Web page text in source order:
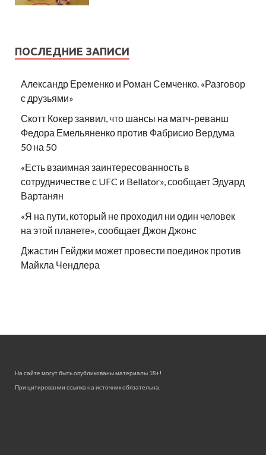
ПОСЛЕДНИЕ ЗАПИСИ
Александр Еременко и Роман Семченко. «Разговор
с друзьями»
Скотт Кокер заявил, что шансы на матч-реванш
Федора Емельяненко против Фабрисио Вердума
50 на 50
«Есть взаимная заинтересованность в
сотрудничестве с UFC и Bellator», сообщает Эдуард
Вартанян
«Я на пути, который не проходил ни один человек
на этой планете», сообщает Джон Джонс
Джастин Гейджи может провести поединок против
Майкла Чендлера
На сайте могут быть опубликованы материалы 18+!
При цитировании ссылка на источник обязательна.